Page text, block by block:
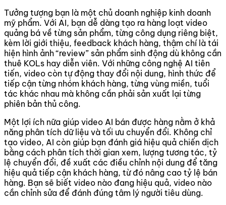
Tưởng tượng bạn là một chủ doanh nghiệp kinh doanh
mỹ phẩm. Với AI, bạn dễ dàng tạo ra hàng loạt video
quảng bá về từng sản phẩm, từng công dụng riêng biệt,
kèm lời giới thiệu, feedback khách hàng, thậm chí là tái
hiện hình ảnh “review” sản phẩm sinh động dù không cần
thuê KOLs hay diễn viên. Với những công nghệ AI tiên
tiến, video còn tự động thay đổi nội dung, hình thức để
tiếp cận từng nhóm khách hàng, từng vùng miền, tuổi
tác khác nhau mà không cần phải sản xuất lại từng
phiên bản thủ công.
Một lợi ích nữa giúp video AI bán được hàng nằm ở khả
năng phân tích dữ liệu và tối ưu chuyển đổi. Không chỉ
tạo video, AI còn giúp bạn đánh giá hiệu quả chiến dịch
bằng cách phân tích thời gian xem, lượng tương tác, tỷ
lệ chuyển đổi, đề xuất các điều chỉnh nội dung để tăng
hiệu quả tiếp cận khách hàng, từ đó nâng cao tỷ lệ bán
hàng. Bạn sẽ biết video nào đang hiệu quả, video nào
cần chỉnh sửa để đánh đúng tâm lý người tiêu dùng.